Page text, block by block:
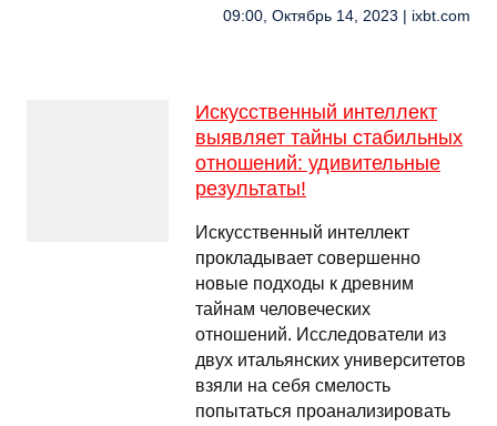
09:00, Октябрь 14, 2023 | ixbt.com
Искусственный интеллект
выявляет тайны стабильных
отношений: удивительные
результаты!
Искусственный интеллект
прокладывает совершенно
новые подходы к древним
тайнам человеческих
отношений. Исследователи из
двух итальянских университетов
взяли на себя смелость
попытаться проанализировать